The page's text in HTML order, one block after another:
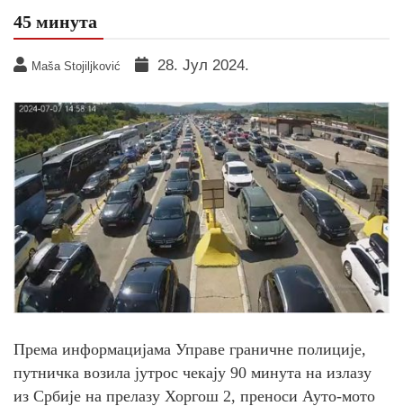
45 минута
Maša Stojiljković 28. Јул 2024.
Према информацијама Управе граничне полиције,
путничка возила јутрос чекају 90 минута на излазу
из Србије на прелазу Хоргош 2, преноси Ауто-мото